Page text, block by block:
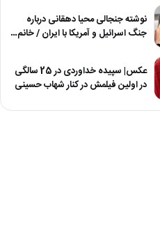
نوشته جنجالی محیا دهقانی درباره
جنگ اسرائیل و آمریکا با ایران / خانم…
عکس| سپیده خداوردی در 25 سالگی
در اولین فیلمش در کنار شهاب حسینی